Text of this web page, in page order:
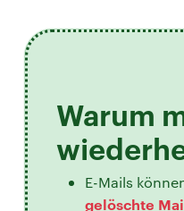
Warum
E-Mails
gelöschte